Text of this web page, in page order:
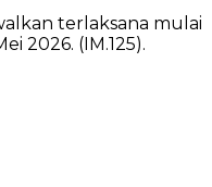
terlaksana mulai
2026. (IM.125).